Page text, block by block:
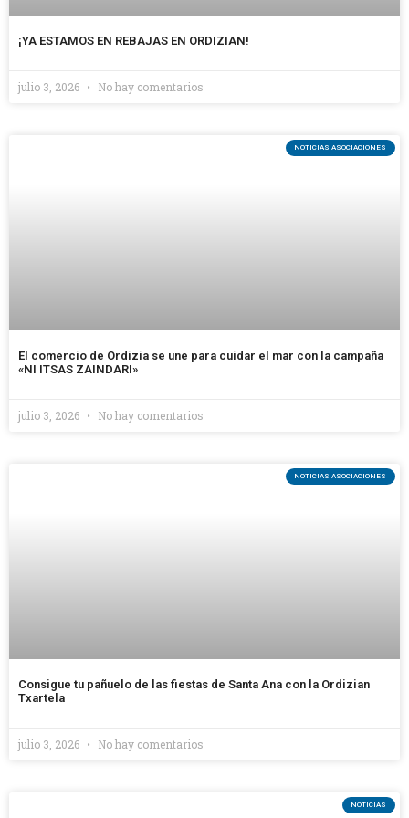
¡YA ESTAMOS EN REBAJAS EN ORDIZIAN!
julio 3, 2026 No hay comentarios
NOTICIAS ASOCIACIONES
El comercio de Ordizia se une para cuidar el mar con la campaña
«NI ITSAS ZAINDARI»
julio 3, 2026 No hay comentarios
NOTICIAS ASOCIACIONES
Consigue tu pañuelo de las fiestas de Santa Ana con la Ordizian
Txartela
julio 3, 2026 No hay comentarios
NOTICIAS